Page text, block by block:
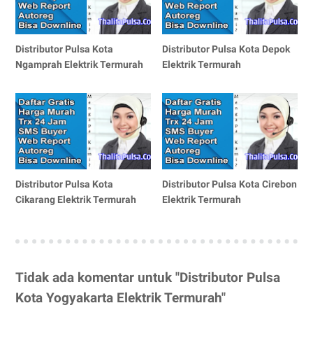
Distributor Pulsa Kota
Ngamprah Elektrik Termurah
Distributor Pulsa Kota Depok
Elektrik Termurah
Distributor Pulsa Kota
Cikarang Elektrik Termurah
Distributor Pulsa Kota Cirebon
Elektrik Termurah
Tidak ada komentar untuk "Distributor Pulsa
Kota Yogyakarta Elektrik Termurah"